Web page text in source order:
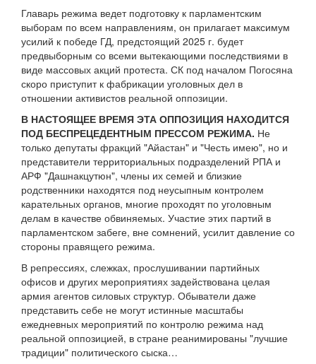
Главарь режима ведет подготовку к парламентским
выборам по всем направлениям, он прилагает максимум
усилий к победе ГД, предстоящий 2025 г. будет
предвыборным со всеми вытекающими последствиями в
виде массовых акций протеста. СК под началом Погосяна
скоро приступит к фабрикации уголовных дел в
отношении активистов реальной оппозиции.
В НАСТОЯЩЕЕ ВРЕМЯ ЭТА ОППОЗИЦИЯ НАХОДИТСЯ
ПОД БЕСПРЕЦЕДЕНТНЫМ ПРЕССОМ РЕЖИМА. Не
только депутаты фракций "Айастан" и "Честь имею", но и
представители территориальных подразделений РПА и
АРФ "Дашнакцутюн", члены их семей и близкие
родственники находятся под неусыпным контролем
карательных органов, многие проходят по уголовным
делам в качестве обвиняемых. Участие этих партий в
парламентском забеге, вне сомнений, усилит давление со
стороны правящего режима.
В репрессиях, слежках, прослушивании партийных
офисов и других мероприятиях задействована целая
армия агентов силовых структур. Обыватели даже
представить себе не могут истинные масштабы
ежедневных мероприятий по контролю режима над
реальной оппозицией, в стране реанимированы "лучшие
традиции" политического сыска…